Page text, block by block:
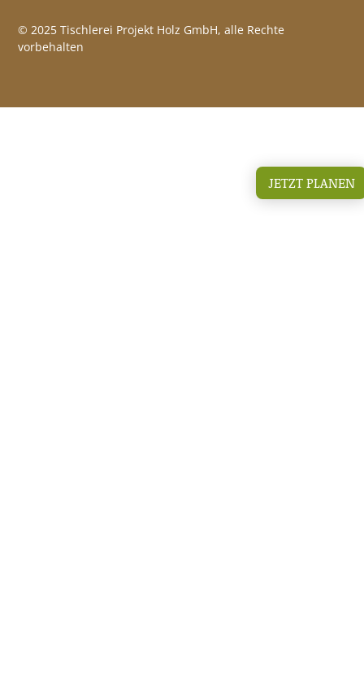
JETZT PLANEN
© 2025 Tischlerei Projekt Holz GmbH, alle Rechte
vorbehalten